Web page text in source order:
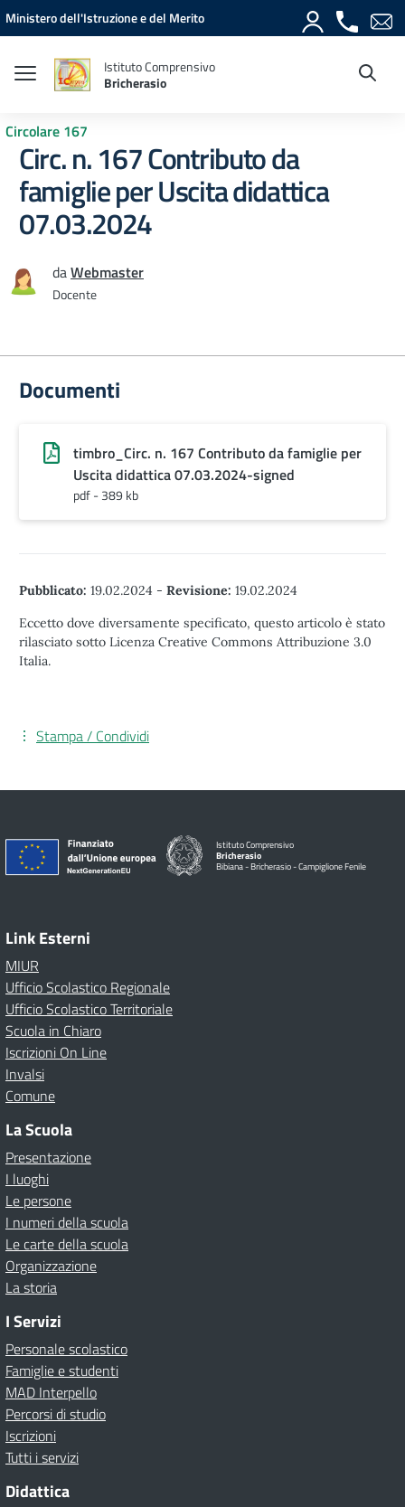
Vai ai contenuti
Vai al menu di navigazione
Vai al footer
Ministero dell'Istruzione e del Merito
Istituto Comprensivo
Bricherasio
Circolare 167
Circ. n. 167 Contributo da
famiglie per Uscita didattica
07.03.2024
daWebmaster
Docente
Documenti
timbro_Circ. n. 167 Contributo da famiglie per
Uscita didattica 07.03.2024-signed
pdf - 389 kb
Pubblicato: 19.02.2024 - Revisione: 19.02.2024
Eccetto dove diversamente specificato, questo articolo è stato
rilasciato sotto Licenza Creative Commons Attribuzione 3.0
Italia.
Stampa / Condividi
Istituto Comprensivo
Bricherasio
Bibiana - Bricherasio - Campiglione Fenile
Link Esterni
MIUR
Ufficio Scolastico Regionale
Ufficio Scolastico Territoriale
Scuola in Chiaro
Iscrizioni On Line
Invalsi
Comune
La Scuola
Presentazione
I luoghi
Le persone
I numeri della scuola
Le carte della scuola
Organizzazione
La storia
I Servizi
Personale scolastico
Famiglie e studenti
MAD Interpello
Percorsi di studio
Iscrizioni
Tutti i servizi
Didattica